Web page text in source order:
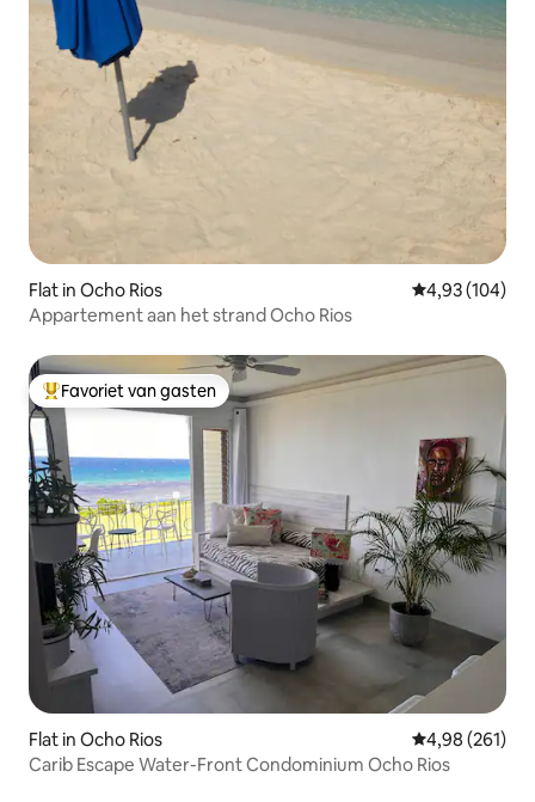
Flat in Ocho Rios Gemiddelde
4,93 (104)
Appartement aan het strand Ocho Rios
Topfavoriet van gasten
Favoriet van gasten
Flat in Ocho Rios Gemiddelde
4,98 (261)
Carib Escape Water-Front Condominium Ocho Rios